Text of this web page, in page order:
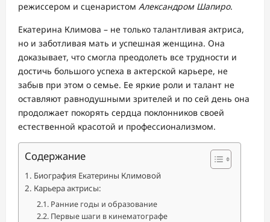
режиссером и сценаристом Александром Шапиро.
Екатерина Климова – не только талантливая актриса,
но и заботливая мать и успешная женщина. Она
доказывает, что смогла преодолеть все трудности и
достичь большого успеха в актерской карьере, не
забыв при этом о семье. Ее яркие роли и талант не
оставляют равнодушными зрителей и по сей день она
продолжает покорять сердца поклонников своей
естественной красотой и профессионализмом.
Содержание
Биография Екатерины Климовой
Карьера актрисы:
Ранние годы и образование
Первые шаги в кинематографе